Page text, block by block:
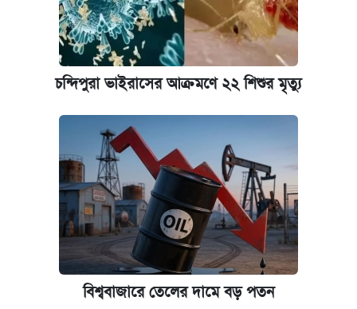
চন্দিপুরা ভাইরাসের আক্রমণে ২২ শিশুর মৃত্যু
বিশ্ববাজারে তেলের দামে বড় পতন